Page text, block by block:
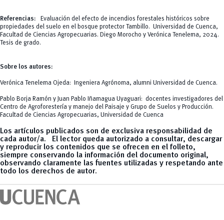
Referencias:
Evaluación del efecto de incendios forestales históricos sobre
propiedades del suelo en el bosque protector Tambillo. Universidad de Cuenca,
Facultad de Ciencias Agropecuarias. Diego Morocho y Verónica Tenelema, 2024.
Tesis de grado.
Sobre los autores:
Verónica Tenelema Ojeda: Ingeniera Agrónoma, alumni Universidad de Cuenca.
Pablo Borja Ramón y Juan Pablo Iñamagua Uyaguari: docentes investigadores del
Centro de Agroforestería y manejo del Paisaje y Grupo de Suelos y Producción.
Facultad de Ciencias Agropecuarias, Universidad de Cuenca
Los artículos publicados son de exclusiva responsabilidad de
cada autor/a. El lector queda autorizado a consultar, descargar
y reproducir los contenidos que se ofrecen en el folleto,
siempre conservando la información del documento original,
observando claramente las fuentes utilizadas y respetando ante
todo los derechos de autor.